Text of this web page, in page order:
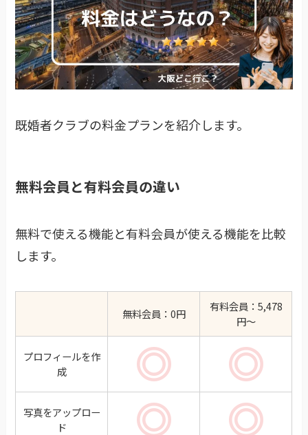
既婚者クラブの料金プランを紹介します。
無料会員と有料会員の違い
無料で使える機能と有料会員が使える機能を比較
します。
無料会員：0円
有料会員：5,478
円～
プロフィールを作
成
あり あり
写真をアップロー
ド
あり あり